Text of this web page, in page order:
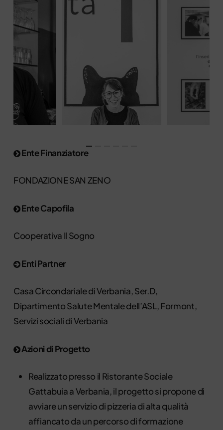
Ente Finanziatore
FONDAZIONE SAN ZENO
Ente Capofila
Cooperativa Il Sogno
Enti Partner
Casa Circondariale di Verbania, Ser.D,
Dipartimento Salute Mentale dell’ASL, Formont,
Servizi sociali di Verbania
Azioni di Progetto
Realizzato presso il Ristorante Sociale
Gattabuia a Verbania, il progetto si propone di
avviare un servizio di pizzeria di alta qualità
affiancato da un percorso di formazione